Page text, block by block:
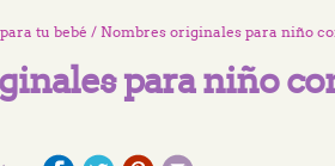
tu bebé / Nombres originales para niño
para niño